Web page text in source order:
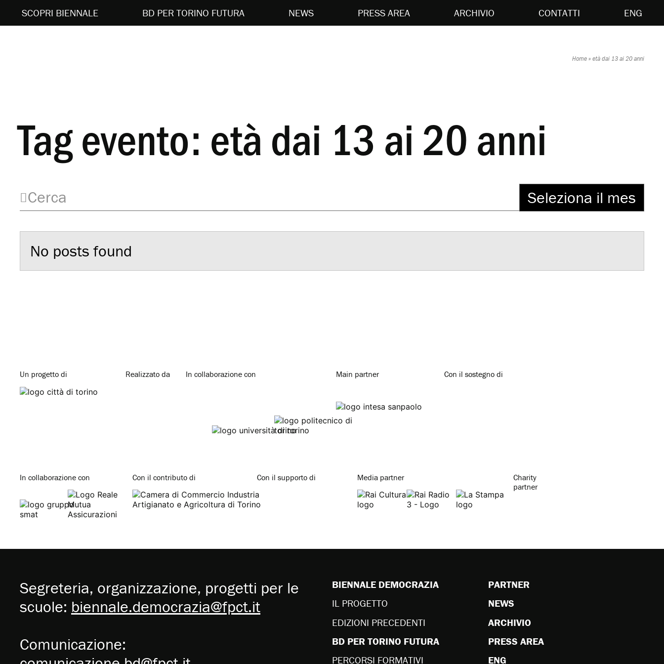
SCOPRI BIENNALE BD PER TORINO FUTURA NEWS PRESS AREA ARCHIVIO CONTATTI ENG
Home»età dai 13 ai 20 anni
Tag evento: età dai 13 ai 20 anni
No posts found
Un progetto di Realizzato da In collaborazione con Main partner Con il sostegno di
In collaborazione con Con il contributo di Con il supporto di Media partner
Charity
partner
Segreteria, organizzazione, progetti per le
scuole: biennale.democrazia@fpct.it
Comunicazione:
BIENNALE DEMOCRAZIA
IL PROGETTO
EDIZIONI PRECEDENTI
BD PER TORINO FUTURA
PERCORSI FORMATIVI
PARTNER
NEWS
ARCHIVIO
PRESS AREA
ENG